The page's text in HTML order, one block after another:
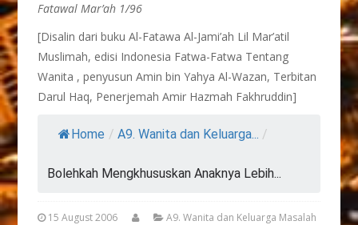
Fatawal Mar’ah 1/96
[Disalin dari buku Al-Fatawa Al-Jami’ah Lil Mar’atil
Muslimah, edisi Indonesia Fatwa-Fatwa Tentang
Wanita , penyusun Amin bin Yahya Al-Wazan, Terbitan
Darul Haq, Penerjemah Amir Hazmah Fakhruddin]
Home / A9. Wanita dan Keluarga... /
Bolehkah Mengkhususkan Anaknya Lebih...
15 August 2006
A9. Wanita dan Keluarga Masalah